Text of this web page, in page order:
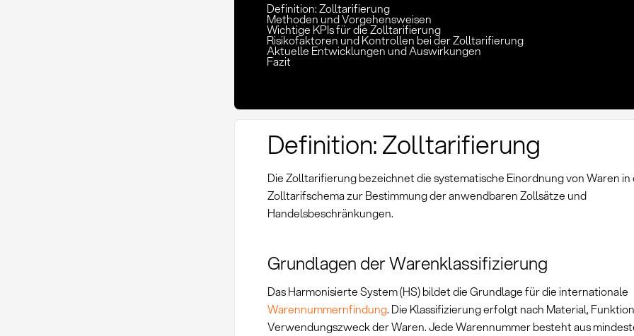
Definition: Zolltarifierung
Methoden und Vorgehensweisen
Wichtige KPIs für die Zolltarifierung
Risikofaktoren und Kontrollen bei der Zolltarifierung
Aktuelle Entwicklungen und Auswirkungen
Fazit
Definition: Zolltarifierung
Die Zolltarifierung bezeichnet die systematische Einordnung von Waren in
Zolltarifschema zur Bestimmung der anwendbaren Zollsätze und
Handelsbeschränkungen.
Grundlagen der Warenklassifizierung
Das Harmonisierte System (HS) bildet die Grundlage für die internationale
Warennummernfindung. Die Klassifizierung erfolgt nach Material,
Verwendungszweck der Waren. Jede Warennummer besteht aus